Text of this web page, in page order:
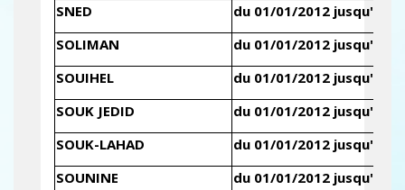
SNED
du 01/01/2012 jusqu'au
SOLIMAN
du 01/01/2012 jusqu'au
SOUIHEL
du 01/01/2012 jusqu'au
SOUK JEDID
du 01/01/2012 jusqu'au
SOUK-LAHAD
du 01/01/2012 jusqu'au
SOUNINE
du 01/01/2012 jusqu'au